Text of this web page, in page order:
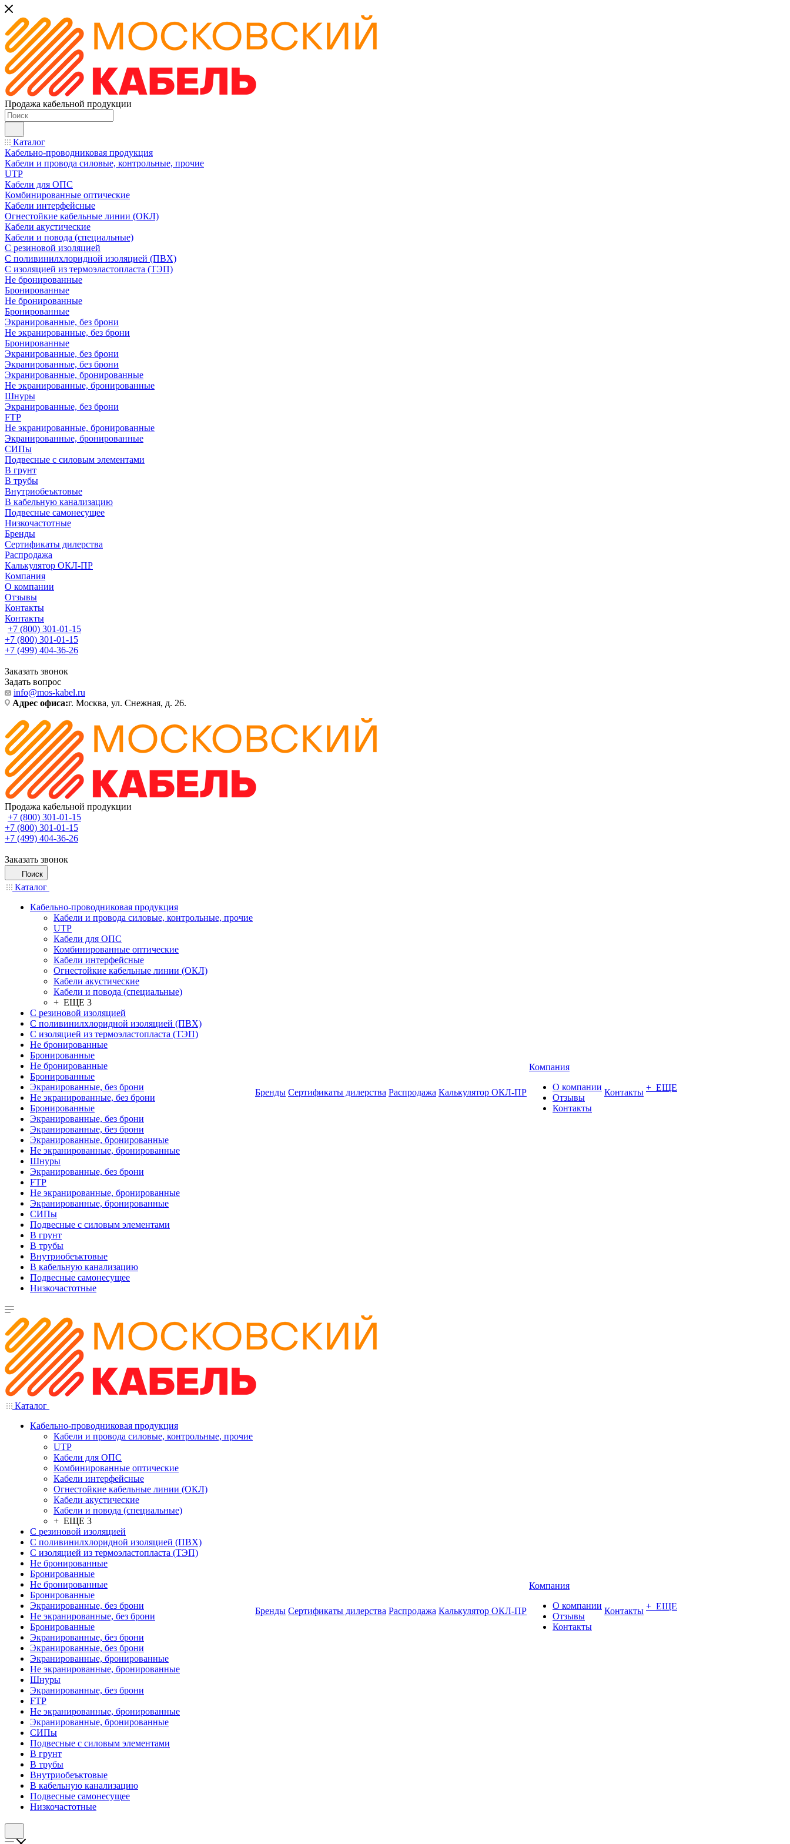
Продажа кабельной продукции
Каталог
Кабельно-проводниковая продукция
Кабели и провода силовые, контрольные, прочие
UTP
Кабели для ОПС
Комбинированные оптические
Кабели интерфейсные
Огнестойкие кабельные линии (ОКЛ)
Кабели акустические
Кабели и повода (специальные)
С резиновой изоляцией
С поливинилхлоридной изоляцией (ПВХ)
С изоляцией из термоэластопласта (ТЭП)
Не бронированные
Бронированные
Не бронированные
Бронированные
Экранированные, без брони
Не экранированные, без брони
Бронированные
Экранированные, без брони
Экранированные, без брони
Экранированные, бронированные
Не экранированные, бронированные
Шнуры
Экранированные, без брони
FTP
Не экранированные, бронированные
Экранированные, бронированные
СИПы
Подвесные с силовым элементами
В грунт
В трубы
Внутриобеъктовые
В кабельную канализацию
Подвесные самонесущее
Низкочастотные
Бренды
Сертификаты дилерства
Распродажа
Калькулятор ОКЛ-ПР
Компания
О компании
Отзывы
Контакты
Контакты
+7 (800) 301-01-15
+7 (800) 301-01-15
+7 (499) 404-36-26
Заказать звонок
Задать вопрос
info@mos-kabel.ru
Адрес офиса:г. Москва, ул. Снежная, д. 26.
Продажа кабельной продукции
+7 (800) 301-01-15
+7 (800) 301-01-15
+7 (499) 404-36-26
Заказать звонок
Поиск
Каталог
Кабельно-проводниковая продукция
Кабели и провода силовые, контрольные, прочие
UTP
Кабели для ОПС
Комбинированные оптические
Кабели интерфейсные
Огнестойкие кабельные линии (ОКЛ)
Кабели акустические
Кабели и повода (специальные)
+ ЕЩЕ 3
С резиновой изоляцией
С поливинилхлоридной изоляцией (ПВХ)
С изоляцией из термоэластопласта (ТЭП)
Не бронированные
Бронированные
Не бронированные
Бронированные
Экранированные, без брони
Не экранированные, без брони
Бронированные
Экранированные, без брони
Экранированные, без брони
Экранированные, бронированные
Не экранированные, бронированные
Шнуры
Экранированные, без брони
FTP
Не экранированные, бронированные
Экранированные, бронированные
СИПы
Подвесные с силовым элементами
В грунт
В трубы
Внутриобеъктовые
В кабельную канализацию
Подвесные самонесущее
Низкочастотные
Бренды Сертификаты дилерства Распродажа Калькулятор ОКЛ-ПР
Компания
О компании
Отзывы
Контакты
Контакты + ЕЩЕ
Каталог
Кабельно-проводниковая продукция
Кабели и провода силовые, контрольные, прочие
UTP
Кабели для ОПС
Комбинированные оптические
Кабели интерфейсные
Огнестойкие кабельные линии (ОКЛ)
Кабели акустические
Кабели и повода (специальные)
+ ЕЩЕ 3
С резиновой изоляцией
С поливинилхлоридной изоляцией (ПВХ)
С изоляцией из термоэластопласта (ТЭП)
Не бронированные
Бронированные
Не бронированные
Бронированные
Экранированные, без брони
Не экранированные, без брони
Бронированные
Экранированные, без брони
Экранированные, без брони
Экранированные, бронированные
Не экранированные, бронированные
Шнуры
Экранированные, без брони
FTP
Не экранированные, бронированные
Экранированные, бронированные
СИПы
Подвесные с силовым элементами
В грунт
В трубы
Внутриобеъктовые
В кабельную канализацию
Подвесные самонесущее
Низкочастотные
Бренды Сертификаты дилерства Распродажа Калькулятор ОКЛ-ПР
Компания
О компании
Отзывы
Контакты
Контакты + ЕЩЕ